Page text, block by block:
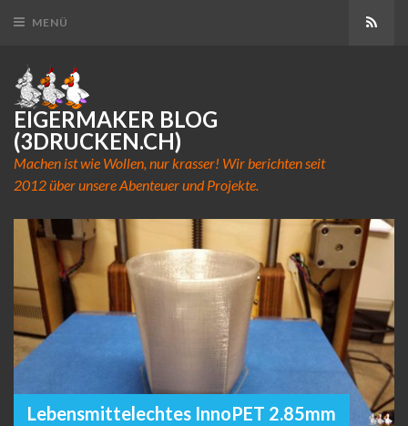
MENÜ
EIGERMAKER BLOG
(3DRUCKEN.CH)
Machen ist wie Wollen, nur krasser! Wir berichten seit
2012 über unsere Abenteuer und Projekte.
Lebensmittelechtes InnoPET 2.85mm